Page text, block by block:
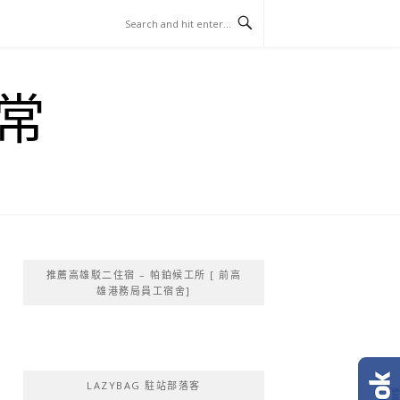
推薦高雄駁二住宿 – 帕鉑候工所 [ 前高
雄港務局員工宿舍]
LAZYBAG 駐站部落客